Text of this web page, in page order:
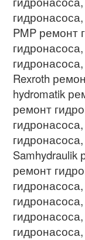
гидронасоса
PMP ремонт
гидронасоса
гидронасоса
Rexroth
hydromatik
ремонт
гидронасоса
гидронасоса
Samhydraulik
ремонт
гидронасоса
гидронасоса
гидронасоса
гидронасоса